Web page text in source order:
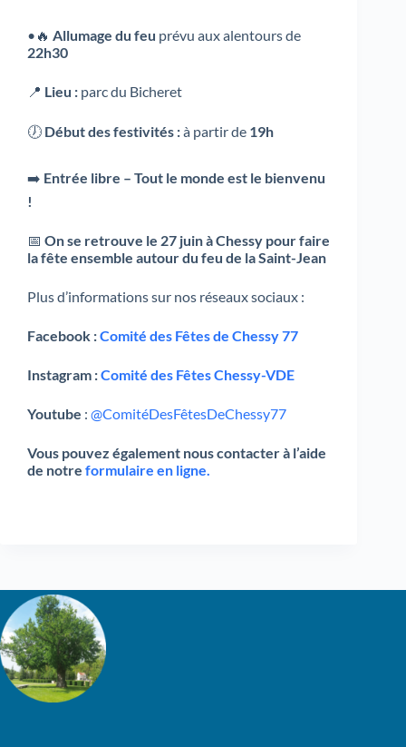
•🔥 Allumage du feu prévu aux alentours de
22h30
📍 Lieu : parc du Bicheret
🕖 Début des festivités :à partir de 19h
➡️ Entrée libre – Tout le monde est le bienvenu
!
📅 On se retrouve le 27 juin à Chessy pour faire
la fête ensemble autour du feu de la Saint-Jean
Plus d’informations sur nos réseaux sociaux :
Facebook :Comité des Fêtes de Chessy 77
Instagram :Comité des Fêtes Chessy-VDE
Youtube : @ComitéDesFêtesDeChessy77
Vous pouvez également nous contacter à l’aide
de notre formulaire en ligne.